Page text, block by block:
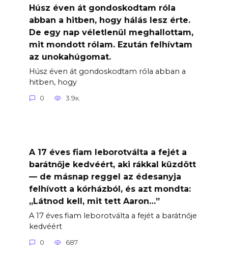
Húsz éven át gondoskodtam róla
abban a hitben, hogy hálás lesz érte.
De egy nap véletlenül meghallottam,
mit mondott rólam. Ezután felhívtam
az unokahúgomat.
Húsz éven át gondoskodtam róla abban a
hitben, hogy
0 3.9к.
A 17 éves fiam leborotválta a fejét a
barátnője kedvéért, aki rákkal küzdött
— de másnap reggel az édesanyja
felhívott a kórházból, és azt mondta:
„Látnod kell, mit tett Aaron…”
A 17 éves fiam leborotválta a fejét a barátnője
kedvéért
0 687